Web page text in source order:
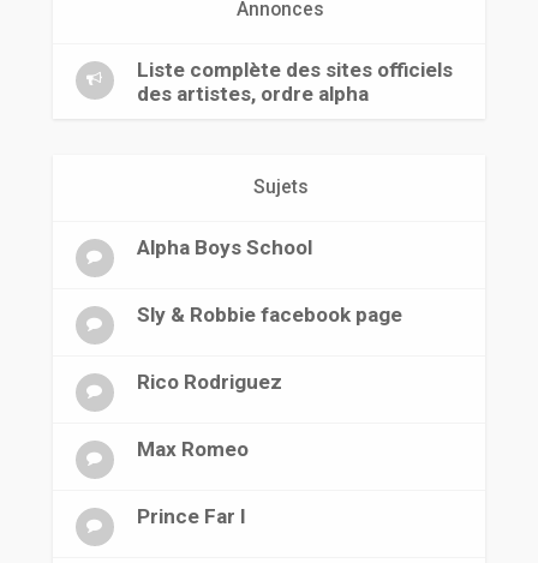
Annonces
Liste complète des sites officiels
des artistes, ordre alpha
Sujets
Alpha Boys School
Sly & Robbie facebook page
Rico Rodriguez
Max Romeo
Prince Far I